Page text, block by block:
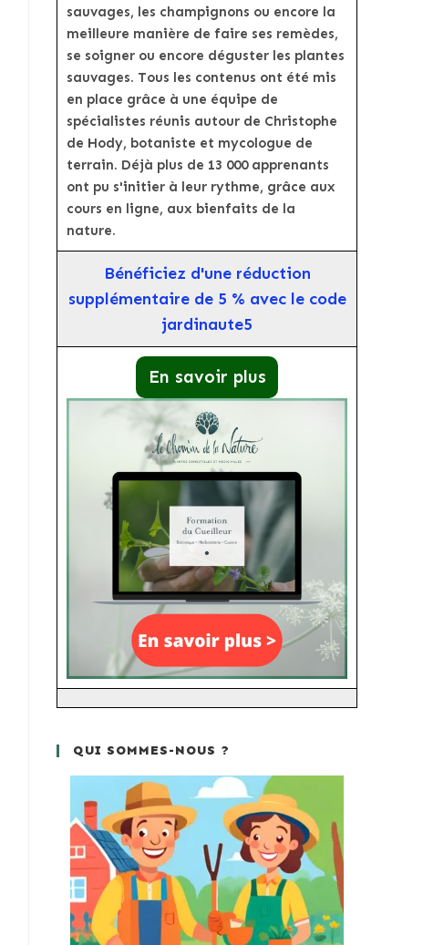
sauvages, les champignons ou encore la
meilleure manière de faire ses remèdes,
se soigner ou encore déguster les plantes
sauvages. Tous les contenus ont été mis
en place grâce à une équipe de
spécialistes réunis autour de Christophe
de Hody, botaniste et mycologue de
terrain. Déjà plus de 13 000 apprenants
ont pu s'initier à leur rythme, grâce aux
cours en ligne, aux bienfaits de la
nature.
Bénéficiez d'une réduction
supplémentaire de 5 % avec le code
jardinaute5
En savoir plus
QUI SOMMES-NOUS ?